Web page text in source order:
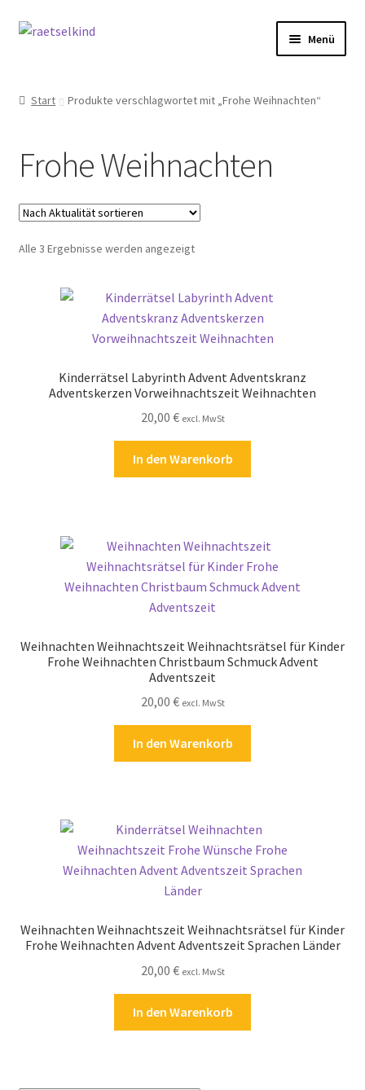
Zur
Zum
Menü
Cookie-Richtlinie (EU)
Datenschutzbelehrung
Echtheit von Bewertungen
Über Rätselkind
Versandarten
Widerrufsbelehrung
Start Produkte verschlagwortet mit „Frohe Weihnachten“
Frohe Weihnachten
Alle 3 Ergebnisse werden angezeigtNach
Kinderrätsel Labyrinth Advent Adventskranz
Adventskerzen Vorweihnachtszeit Weihnachten
20,00 € excl. MwSt
In den Warenkorb
Weihnachten Weihnachtszeit Weihnachtsrätsel für Kinder
Frohe Weihnachten Christbaum Schmuck Advent
Adventszeit
20,00 € excl. MwSt
In den Warenkorb
Weihnachten Weihnachtszeit Weihnachtsrätsel für Kinder
Frohe Weihnachten Advent Adventszeit Sprachen Länder
20,00 € excl. MwSt
In den Warenkorb